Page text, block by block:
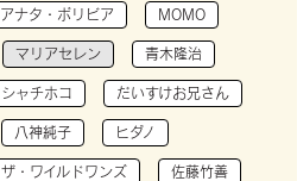
アナタ・ボリビア MOMO
マリアセレン 青木隆治
シャチホコ だいすけお兄さん
八神純子 ヒダノ
ザ・ワイルドワンズ 佐藤竹善